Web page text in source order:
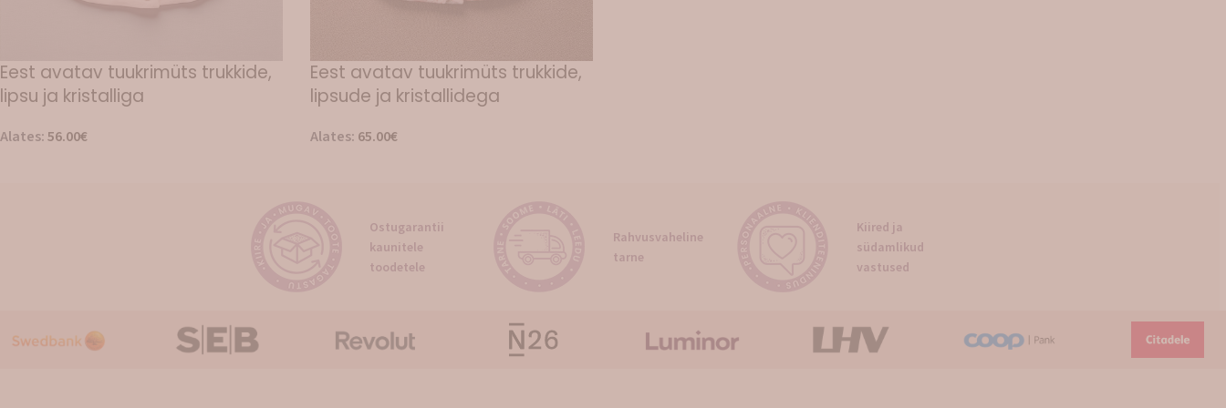
Eest avatav tuukrimüts trukkide,
lipsu ja kristalliga
Alates:56.00€
Eest avatav tuukrimüts trukkide,
lipsude ja kristallidega
Alates: 65.00€
Ostugarantii
kaunitele
toodetele
Rahvusvaheline
tarne
Kiired ja
südamlikud
vastused